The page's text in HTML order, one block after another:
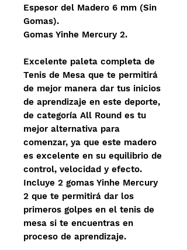
Espesor del Madero 6 mm (Sin
Gomas).
Gomas Yinhe Mercury 2.
Excelente paleta completa de
Tenis de Mesa que te permitirá
de mejor manera dar tus inicios
de aprendizaje en este deporte,
de categoría All Round es tu
mejor alternativa para
comenzar, ya que este madero
es excelente en su equilibrio de
control, velocidad y efecto.
Incluye 2 gomas Yinhe Mercury
2 que te permitirá dar los
primeros golpes en el tenis de
mesa si te encuentras en
proceso de aprendizaje.